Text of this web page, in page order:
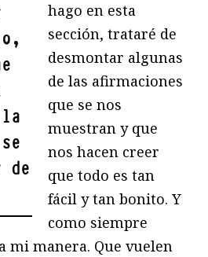
la
de
hago en esta
sección, trataré de
desmontar algunas
de las afirmaciones
que se nos
muestran y que
nos hacen creer
que todo es tan
fácil y tan bonito. Y
como siempre
mi manera. Que vuelen